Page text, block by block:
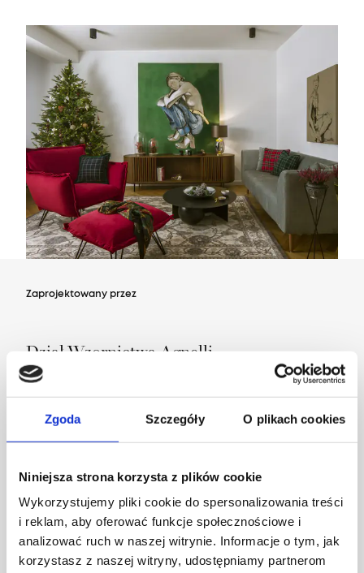
Zgoda Szczegóły O plikach cookies
Niniejsza strona korzysta z plików cookie
Wykorzystujemy pliki cookie do spersonalizowania treści
i reklam, aby oferować funkcje społecznościowe i
analizować ruch w naszej witrynie. Informacje o tym, jak
korzystasz z naszej witryny, udostępniamy partnerom
Zaprojektowany przez
Dział Wzornictwa Agnelli